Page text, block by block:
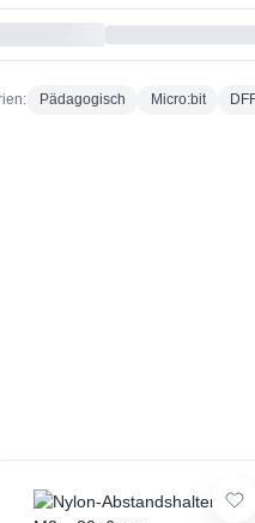
Pädagogisch Micro:bit